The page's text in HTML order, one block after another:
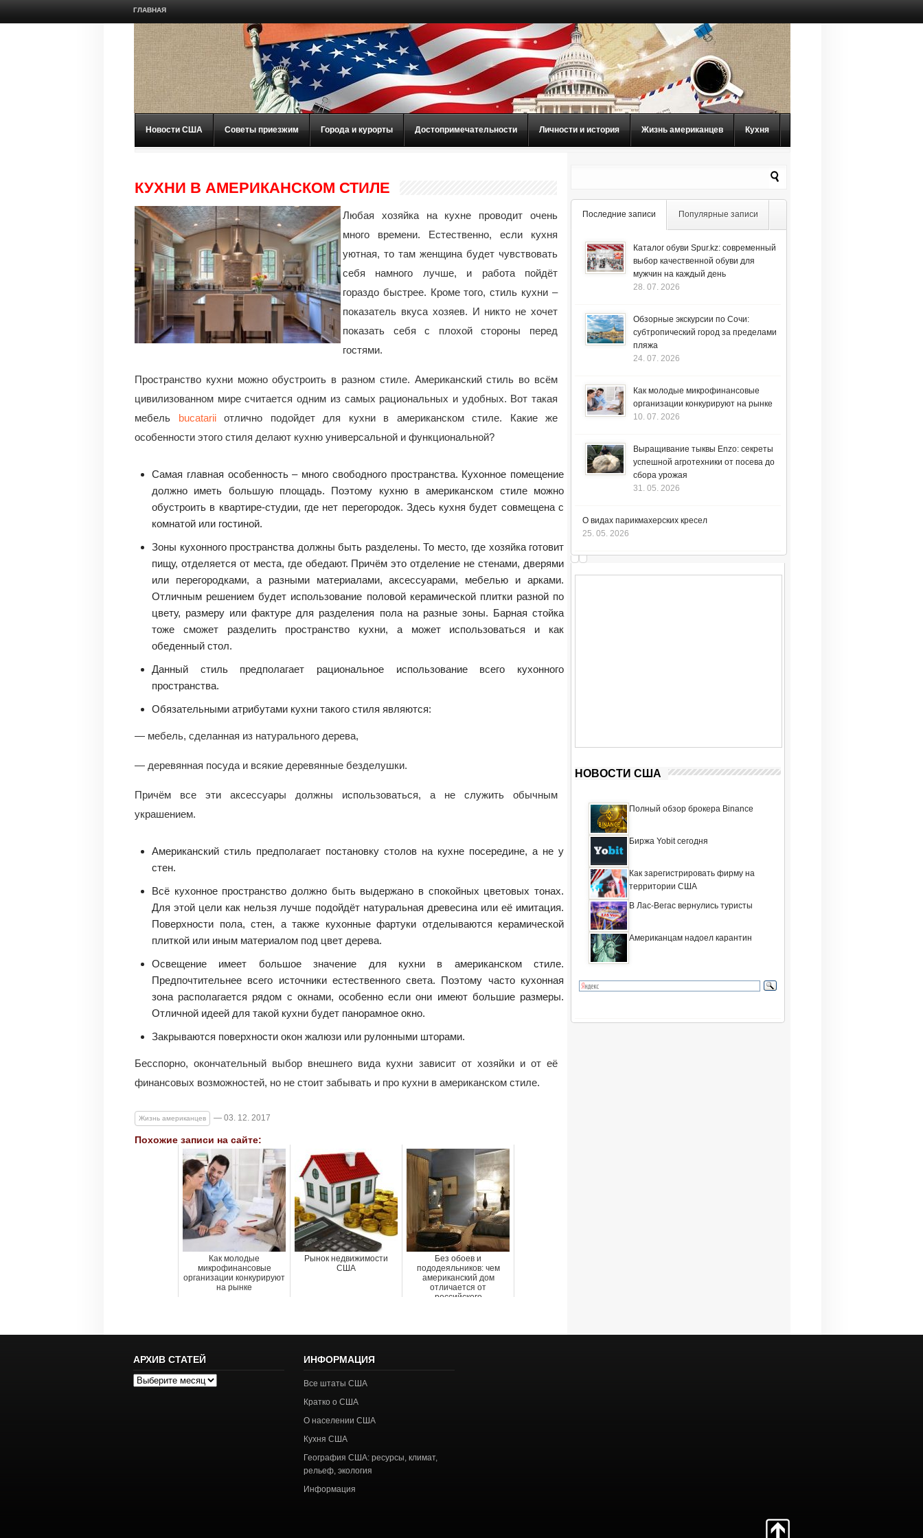
ГЛАВНАЯ
Новости США Советы приезжим Города и курорты Достопримечательности Личности и история Жизнь американцев Кухня
КУХНИ В АМЕРИКАНСКОМ СТИЛЕ
Любая хозяйка на кухне проводит очень
много времени. Естественно, если кухня
уютная, то там женщина будет чувствовать
себя намного лучше, и работа пойдёт
гораздо быстрее. Кроме того, стиль кухни –
показатель вкуса хозяев. И никто не хочет
показать себя с плохой стороны перед
гостями.
Пространство кухни можно обустроить в разном стиле. Американский стиль во всём
цивилизованном мире считается одним из самых рациональных и удобных. Вот такая
мебель bucatariiотлично подойдет для кухни в американском стиле. Какие же
особенности этого стиля делают кухню универсальной и функциональной?
Самая главная особенность – много свободного пространства. Кухонное помещение
должно иметь большую площадь. Поэтому кухню в американском стиле можно
обустроить в квартире-студии, где нет перегородок. Здесь кухня будет совмещена с
комнатой или гостиной.
Зоны кухонного пространства должны быть разделены. То место, где хозяйка готовит
пищу, отделяется от места, где обедают. Причём это отделение не стенами, дверями
или перегородками, а разными материалами, аксессуарами, мебелью и арками.
Отличным решением будет использование половой керамической плитки разной по
цвету, размеру или фактуре для разделения пола на разные зоны. Барная стойка
тоже сможет разделить пространство кухни, а может использоваться и как
обеденный стол.
Данный стиль предполагает рациональное использование всего кухонного
пространства.
Обязательными атрибутами кухни такого стиля являются:
— мебель, сделанная из натурального дерева,
— деревянная посуда и всякие деревянные безделушки.
Причём все эти аксессуары должны использоваться, а не служить обычным
украшением.
Американский стиль предполагает постановку столов на кухне посередине, а не у
стен.
Всё кухонное пространство должно быть выдержано в спокойных цветовых тонах.
Для этой цели как нельзя лучше подойдёт натуральная древесина или её имитация.
Поверхности пола, стен, а также кухонные фартуки отделываются керамической
плиткой или иным материалом под цвет дерева.
Освещение имеет большое значение для кухни в американском стиле.
Предпочтительнее всего источники естественного света. Поэтому часто кухонная
зона располагается рядом с окнами, особенно если они имеют большие размеры.
Отличной идеей для такой кухни будет панорамное окно.
Закрываются поверхности окон жалюзи или рулонными шторами.
Бесспорно, окончательный выбор внешнего вида кухни зависит от хозяйки и от её
финансовых возможностей, но не стоит забывать и про кухни в американском стиле.
Жизнь американцев — 03. 12. 2017
Похожие записи на сайте:
Как молодые
микрофинансовые
организации конкурируют
на рынке
Рынок недвижимости
США
Без обоев и
пододеяльников: чем
американский дом
отличается от
российского
Последние записи Популярные записи
Каталог обуви Spur.kz: современный
выбор качественной обуви для
мужчин на каждый день
28. 07. 2026
Обзорные экскурсии по Сочи:
субтропический город за пределами
пляжа
24. 07. 2026
Как молодые микрофинансовые
организации конкурируют на рынке
10. 07. 2026
Выращивание тыквы Enzo: секреты
успешной агротехники от посева до
сбора урожая
31. 05. 2026
О видах парикмахерских кресел
25. 05. 2026
НОВОСТИ США
Полный обзор брокера Binance
Биржа Yobit сегодня
Как зарегистрировать фирму на
территории США
В Лас-Вегас вернулись туристы
Американцам надоел карантин
АРХИВ СТАТЕЙ
Архив
ИНФОРМАЦИЯ
Все штаты США
Кратко о США
О населении США
Кухня США
География США: ресурсы, климат,
рельеф, экология
Информация